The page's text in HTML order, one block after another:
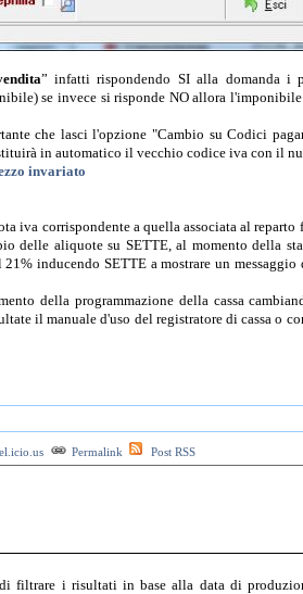
” infatti rispondendo SI alla domanda i
se invece si risponde NO allora
che lasci l'opzione "Cambio su Codici
in automatico il vecchio codice iva con il
invariato
corrispondente a quella associata al reparto
delle aliquote su SETTE, al momento della
inducendo SETTE a mostrare un messaggio
della programmazione della cassa
il manuale d'uso del registratore di cassa o
Permalink Post RSS
filtrare i risultati in base alla data di